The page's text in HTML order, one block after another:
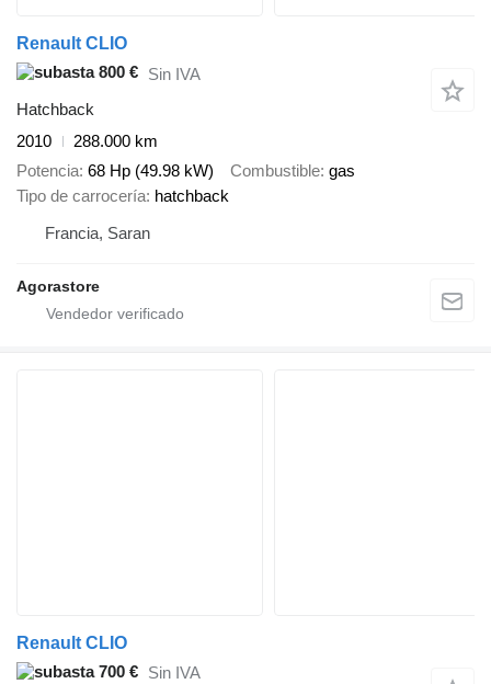
Renault CLIO
800 € Sin IVA
Hatchback
2010
288.000 km
Potencia 68 Hp (49.98 kW) Combustible gas
Tipo de carrocería hatchback
Francia, Saran
Agorastore
Renault CLIO
700 € Sin IVA